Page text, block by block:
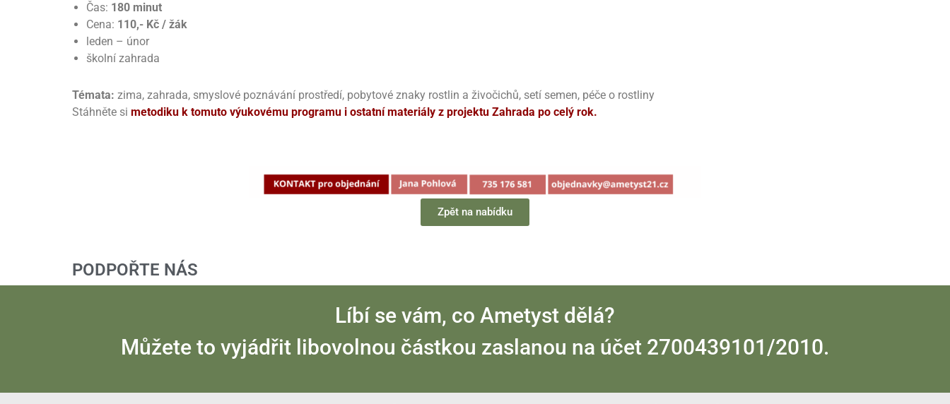
Čas: 180 minut
Cena: 110,- Kč / žák
leden – únor
školní zahrada
Témata: zima, zahrada, smyslové poznávání prostředí, pobytové znaky rostlin a živočichů, setí semen, péče o rostliny
Stáhněte si metodiku k tomuto výukovému programu i ostatní materiály z projektu Zahrada po celý rok.
Zpět na nabídku
PODPOŘTE NÁS
Líbí se vám, co Ametyst dělá?
Můžete to vyjádřit libovolnou částkou zaslanou na účet 2700439101/2010.